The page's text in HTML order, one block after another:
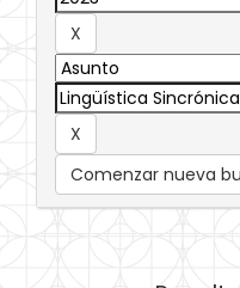
Comenzar nueva